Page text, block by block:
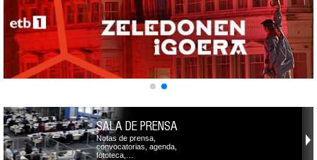
SALA DE PRENSA
Notas de prensa,
convocatorias, agenda,
fototeca,…